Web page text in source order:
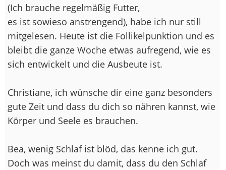
(Ich brauche regelmäßig Futter,
es ist sowieso anstrengend), habe ich nur still
mitgelesen. Heute ist die Follikelpunktion und es
bleibt die ganze Woche etwas aufregend, wie es
sich entwickelt und die Ausbeute ist.
Christiane, ich wünsche dir eine ganz besonders
gute Zeit und dass du dich so nähren kannst, wie
Körper und Seele es brauchen.
Bea, wenig Schlaf ist blöd, das kenne ich gut.
Doch was meinst du damit, dass du den Schlaf